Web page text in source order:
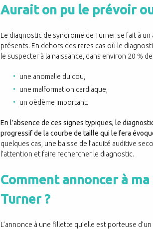
Aurait on pu le prévoir
Le diagnostic de syndrome de Turner se fait à
présents. En dehors des rares cas où le
le suspecter à la naissance, dans environ 20 %
une anomalie du cou,
une malformation cardiaque,
un oèdème important.
En l’absence de ces signes typiques, le
progressif de la courbe de taille qui le fera
quelques cas, une baisse de l’acuité auditive
l’attention et faire rechercher le diagnostic.
Comment annoncer à
Turner ?
L’annonce à une fillette qu’elle est porteuse